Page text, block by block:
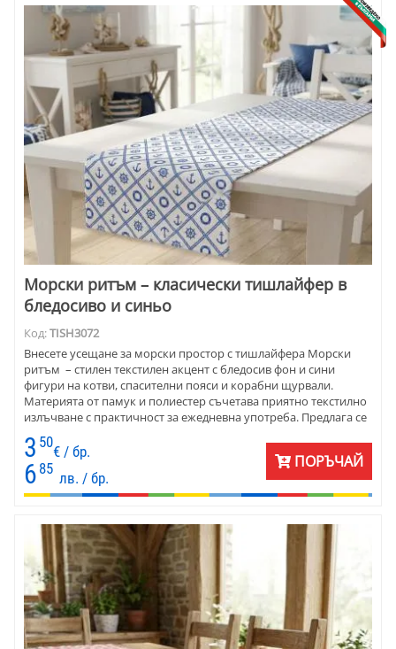
Морски ритъм – класически тишлайфер в
бледосиво и синьо
Код:TISH3072
Внесете усещане за морски простор с тишлайфера Морски
ритъм – стилен текстилен акцент с бледосив фон и сини
фигури на котви, спасителни пояси и корабни щурвали.
Материята от памук и полиестер съчетава приятно текстилно
излъчване с практичност за ежедневна употреба. Предлага се
в размери 40 х 120 см и 40 х 140 см и е подходящ за дома,
вилата, терасата или уютно заведение край морето.
3 50
€ / бр.
6 85
лв. / бр.
ПОРЪЧАЙ